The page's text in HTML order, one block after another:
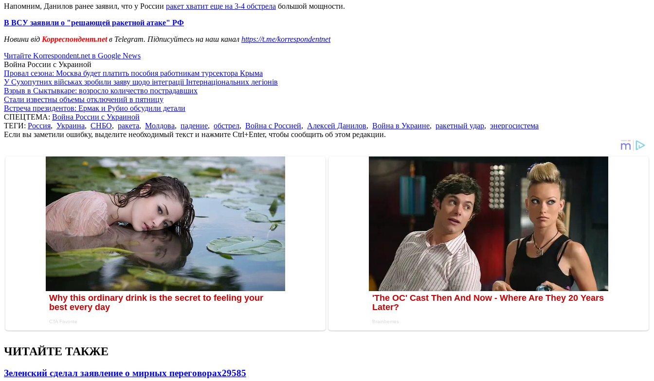
Напомним, Данилов ранее заявил, что у России ракет хватит еще на 3-4 обстрела большой мощности.
В ВСУ заявили о "решающей ракетной атаке" РФ
Новини від Корреспондент.netв Telegram. Підписуйтесь на наш канал https://t.me/korrespondentnet
Читайте Korrespondent.net в Google News
Война России с Украиной
Провал сезона: Москва будет платить пособия работникам турсектора Крыма
У Сухопутних військах зробили заяву щодо інтеграції Інтернаціональних легіонів
Взрыв в Сыктывкаре: возросло количество пострадавших
Стали известны объемы отключений в пятницу
Встреча президентов: Ермак и Рубио обсудили детали
СПЕЦТЕМА: Война России с Украиной
ТЕГИ: Россия, Украина, СНБО, ракета, Молдова, падение, обстрел, Война с Россией, Алексей Данилов, Война в Украине, ракетный удар, энергосистема
Если вы заметили ошибку, выделите необходимый текст и нажмите Ctrl+Enter, чтобы сообщить об этом редакции.
ЧИТАЙТЕ ТАКЖЕ
Зеленский сделал заявление о мирных переговорах29585